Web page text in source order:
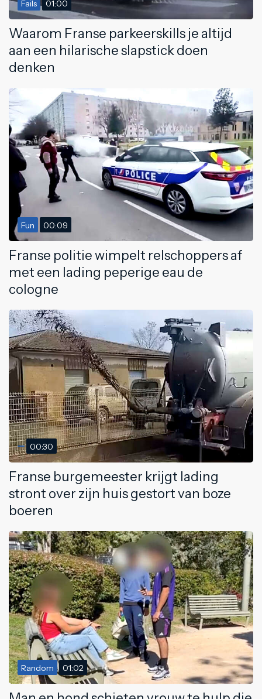
Fails 01:00
Waarom Franse parkeerskills je altijd
aan een hilarische slapstick doen
denken
Fun 00:09
Franse politie wimpelt relschoppers af
met een lading peperige eau de
cologne
00:30
Franse burgemeester krijgt lading
stront over zijn huis gestort van boze
boeren
Random 01:02